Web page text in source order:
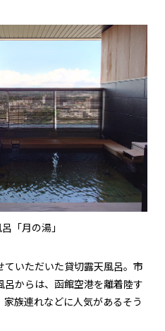
「月の湯」
いただいた貸切露天風呂。市
からは、函館空港を離着陸す
族連れなどに人気があるそう